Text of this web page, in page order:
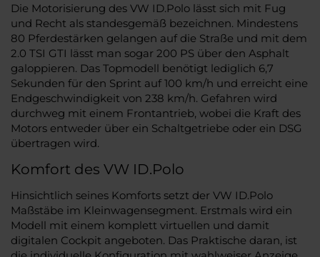
Die Motorisierung des VW ID.Polo lässt sich mit Fug
und Recht als standesgemäß bezeichnen. Mindestens
80 Pferdestärken gelangen auf die Straße und mit dem
2.0 TSI GTI lässt man sogar 200 PS über den Asphalt
galoppieren. Das Topmodell benötigt lediglich 6,7
Sekunden für den Sprint auf 100 km/h und erreicht eine
Endgeschwindigkeit von 238 km/h. Gefahren wird
durchweg mit einem Frontantrieb, wobei die Kraft des
Motors entweder über ein Schaltgetriebe oder ein DSG
übertragen wird.
Komfort des VW ID.Polo
Hinsichtlich seines Komforts setzt der VW ID.Polo
Maßstäbe im Kleinwagensegment. Erstmals wird ein
Modell mit einem komplett virtuellen und damit
digitalen Cockpit angeboten. Das Praktische daran, ist